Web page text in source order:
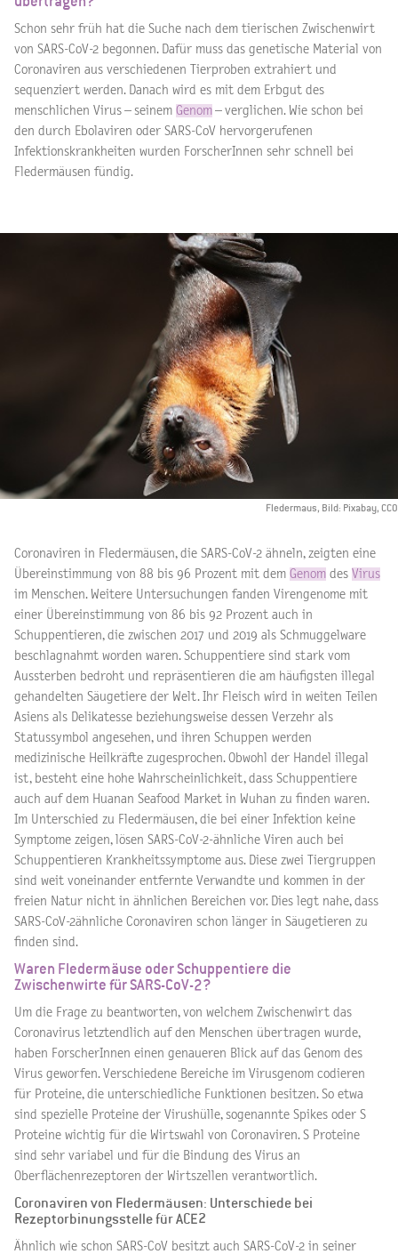
Schon sehr früh hat die Suche nach dem tierischen Zwischenwirt
von SARS-CoV-2 begonnen. Dafür muss das genetische Material von
Coronaviren aus verschiedenen Tierproben extrahiert und
sequenziert werden. Danach wird es mit dem Erbgut des
menschlichen Virus – seinem Genom – verglichen. Wie schon bei
den durch Ebolaviren oder SARS-CoV hervorgerufenen
Infektionskrankheiten wurden ForscherInnen sehr schnell bei
Fledermäusen fündig.
Fledermaus, Bild: Pixabay, CCO
Coronaviren in Fledermäusen, die SARS-CoV-2 ähneln, zeigten eine
Übereinstimmung von 88 bis 96 Prozent mit dem Genom des Virus
im Menschen. Weitere Untersuchungen fanden Virengenome mit
einer Übereinstimmung von 86 bis 92 Prozent auch in
Schuppentieren, die zwischen 2017 und 2019 als Schmuggelware
beschlagnahmt worden waren. Schuppentiere sind stark vom
Aussterben bedroht und repräsentieren die am häufigsten illegal
gehandelten Säugetiere der Welt. Ihr Fleisch wird in weiten Teilen
Asiens als Delikatesse beziehungsweise dessen Verzehr als
Statussymbol angesehen, und ihren Schuppen werden
medizinische Heilkräfte zugesprochen. Obwohl der Handel illegal
ist, besteht eine hohe Wahrscheinlichkeit, dass Schuppentiere
auch auf dem Huanan Seafood Market in Wuhan zu finden waren.
Im Unterschied zu Fledermäusen, die bei einer Infektion keine
Symptome zeigen, lösen SARS-CoV-2-ähnliche Viren auch bei
Schuppentieren Krankheitssymptome aus. Diese zwei Tiergruppen
sind weit voneinander entfernte Verwandte und kommen in der
freien Natur nicht in ähnlichen Bereichen vor. Dies legt nahe, dass
SARS-CoV-2ähnliche Coronaviren schon länger in Säugetieren zu
finden sind.
Waren Fledermäuse oder Schuppentiere die
Zwischenwirte für SARS-CoV-2?
Um die Frage zu beantworten, von welchem Zwischenwirt das
Coronavirus letztendlich auf den Menschen übertragen wurde,
haben ForscherInnen einen genaueren Blick auf das Genom des
Virus geworfen. Verschiedene Bereiche im Virusgenom codieren
für Proteine, die unterschiedliche Funktionen besitzen. So etwa
sind spezielle Proteine der Virushülle, sogenannte Spikes oder S
Proteine wichtig für die Wirtswahl von Coronaviren. S Proteine
sind sehr variabel und für die Bindung des Virus an
Oberflächenrezeptoren der Wirtszellen verantwortlich.
Coronaviren von Fledermäusen: Unterschiede bei
Rezeptorbinungsstelle für ACE2
Ähnlich wie schon SARS-CoV besitzt auch SARS-CoV-2 in seiner